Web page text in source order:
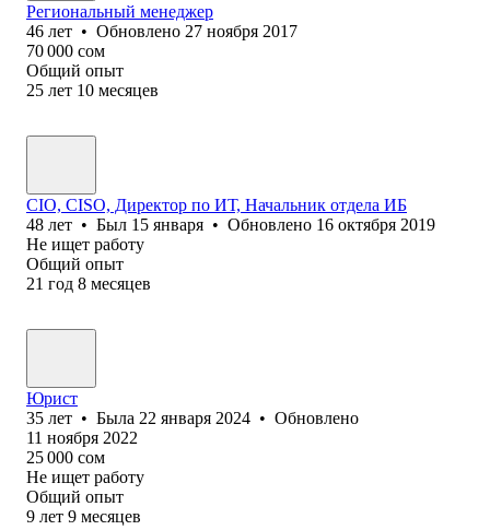
Региональный менеджер
46 лет • Обновлено 27 ноября 2017
70 000 сом
Общий опыт
25 лет 10 месяцев
CIO, CISO, Директор по ИТ, Начальник отдела ИБ
48 лет • Был 15 января • Обновлено 16 октября 2019
Не ищет работу
Общий опыт
21 год 8 месяцев
Юрист
35 лет • Была 22 января 2024 • Обновлено
11 ноября 2022
25 000 сом
Не ищет работу
Общий опыт
9 лет 9 месяцев